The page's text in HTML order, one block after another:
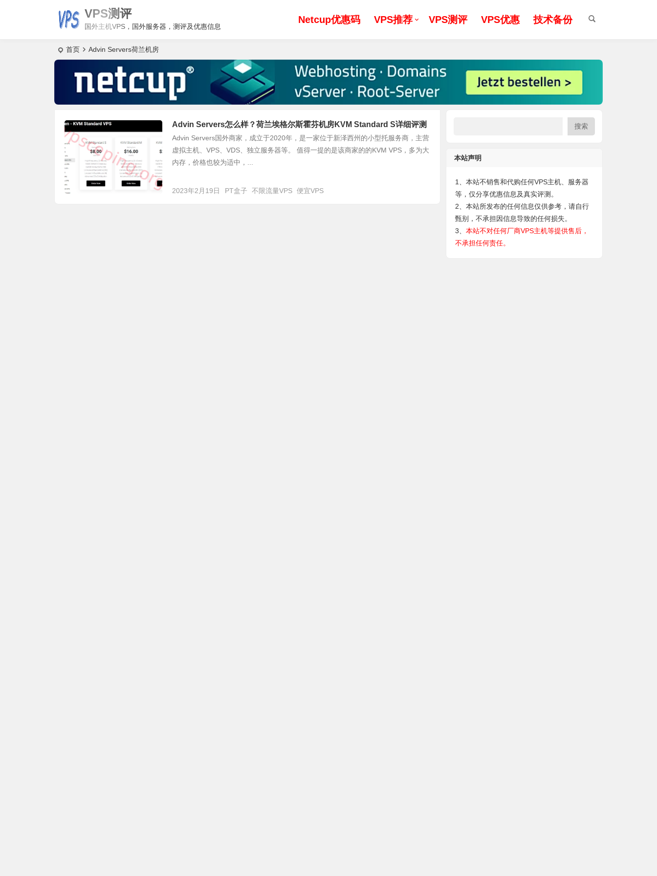
VPS测评
国外主机VPS，国外服务器，测评及优惠信息
Netcup优惠码 VPS推荐 VPS测评 VPS优惠 技术备份
首页 Advin Servers荷兰机房
Advin Servers怎么样？荷兰埃格尔斯霍芬机房KVM Standard S详细评测
Advin Servers国外商家，成立于2020年，是一家位于新泽西州的小型托服务商，主营
虚拟主机、VPS、VDS、独立服务器等。 值得一提的是该商家的的KVM VPS，多为大
内存，价格也较为适中，...
2023年2月19日 PT盒子 不限流量VPS 便宜VPS
搜索
本站声明
1、本站不销售和代购任何VPS主机、服务器
等，仅分享优惠信息及真实评测。
2、本站所发布的任何信息仅供参考，请自行
甄别，不承担因信息导致的任何损失。
3、本站不对任何厂商VPS主机等提供售后，
不承担任何责任。